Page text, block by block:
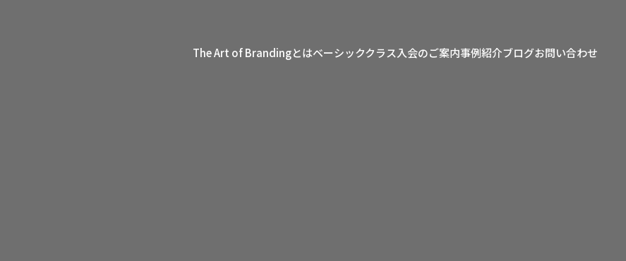
The Art of Brandingとはベーシッククラス入会のご案内事例紹介ブログお問い合わせ